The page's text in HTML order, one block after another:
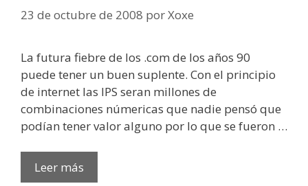
23 de octubre de 2008 porXoxe
La futura fiebre de los .com de los años 90
puede tener un buen suplente. Con el principio
de internet las IPS seran millones de
combinaciones númericas que nadie pensó que
podían tener valor alguno por lo que se fueron …
Leer más